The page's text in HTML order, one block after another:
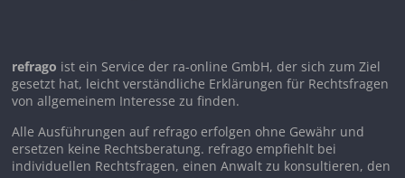
refrago ist ein Service der ra-online GmbH, der sich zum Ziel
gesetzt hat, leicht verständliche Erklärungen für Rechtsfragen
von allgemeinem Interesse zu finden.
Alle Ausführungen auf refrago erfolgen ohne Gewähr und
ersetzen keine Rechtsberatung. refrago empfiehlt bei
individuellen Rechtsfragen, einen Anwalt zu konsultieren, den